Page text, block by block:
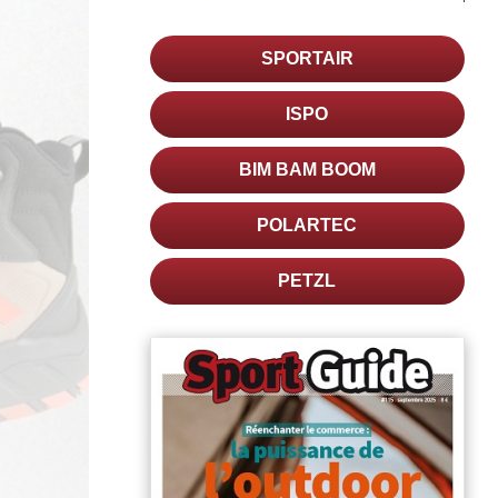
SPORTAIR
ISPO
BIM BAM BOOM
POLARTEC
PETZL